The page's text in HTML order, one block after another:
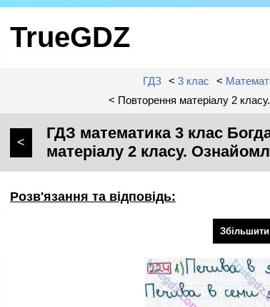
TrueGDZ
ГДЗ < 3 клас <
< Повторення матеріалу 2
<
ГДЗ математика 3 клас
матеріалу 2 класу.
Розв'язання та відповідь:
Збільшити